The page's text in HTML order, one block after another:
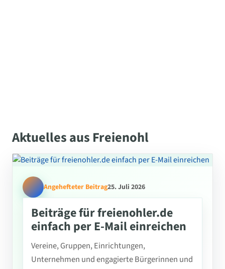
Aktuelles aus Freienohl
Angehefteter Beitrag25. Juli 2026
Beiträge für freienohler.de
einfach per E-Mail einreichen
Vereine, Gruppen, Einrichtungen,
Unternehmen und engagierte Bürgerinnen und